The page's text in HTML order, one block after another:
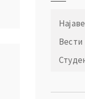
Најаве
Вести